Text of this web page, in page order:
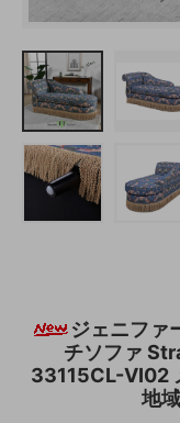
ジェニファ
チソファ
33115CL-VI02
地